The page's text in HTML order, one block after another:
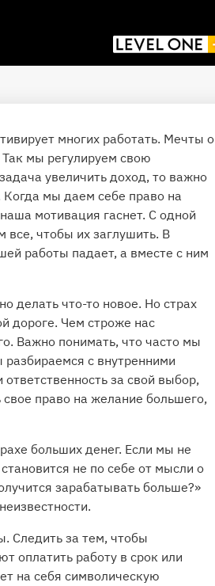
многих работать. Мечты о
мы регулируем свою
увеличить доход, то важно
Когда мы даем себе право на
мотивация гаснет. С одной
чтобы их заглушить. В
работы падает, а вместе с ним
делать что-то новое. Но страх
дороге. Чем строже нас
Важно понимать, что часто мы
с внутренними
за свой выбор,
право на желание большего,
больших денег. Если мы не
не по себе от мысли о
зарабатывать больше?»
Следить за тем, чтобы
оплатить работу в срок или
на себя символическую